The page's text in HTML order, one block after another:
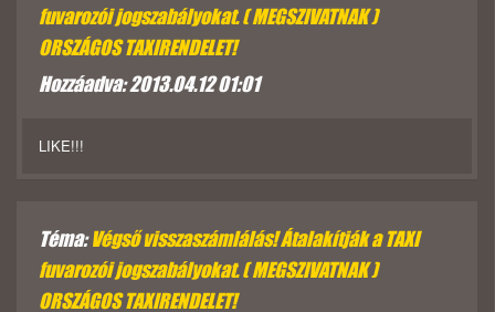
fuvarozói jogszabályokat. ( MEGSZIVATNAK )
ORSZÁGOS TAXIRENDELET!
Hozzáadva: 2013.04.12 01:01
LIKE!!!
Téma:Végső visszaszámlálás! Átalakítják a TAXI
fuvarozói jogszabályokat. ( MEGSZIVATNAK )
ORSZÁGOS TAXIRENDELET!